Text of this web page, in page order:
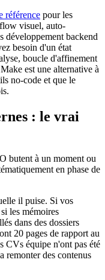
référence pour les
visuel, auto-
développement backend
besoin d'un état
boucle d'affinement
est une alternative à
no-code et que le
: le vrai
butent à un moment ou
en phase de
il puise. Si vos
les mémoires
dans des dossiers
20 pages de rapport au
CVs équipe n'ont pas été
remonter des contenus